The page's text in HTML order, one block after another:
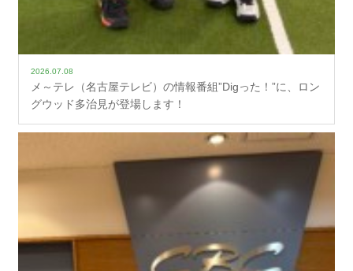
2026.07.08
メ～テレ（名古屋テレビ）の情報番組”Digった！”に、ロン
グウッド多治見が登場します！